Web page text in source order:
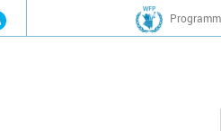
navigation